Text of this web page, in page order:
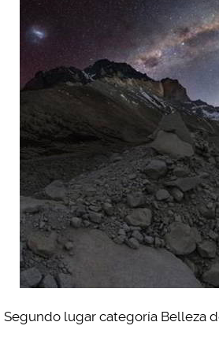
Segundo lugar categoría Belleza